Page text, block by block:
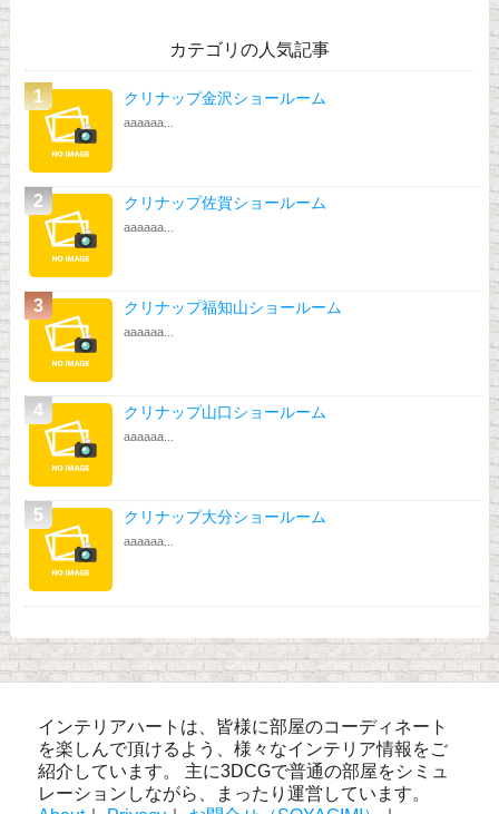
カテゴリの人気記事
クリナップ金沢ショールーム
aaaaaa...
クリナップ佐賀ショールーム
aaaaaa...
クリナップ福知山ショールーム
aaaaaa...
クリナップ山口ショールーム
aaaaaa...
クリナップ大分ショールーム
aaaaaa...
インテリアハートは、皆様に部屋のコーディネート
を楽しんで頂けるよう、様々なインテリア情報をご
紹介しています。 主に3DCGで普通の部屋をシミュ
レーションしながら、まったり運営しています。